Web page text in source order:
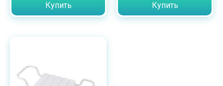
Купить Купить